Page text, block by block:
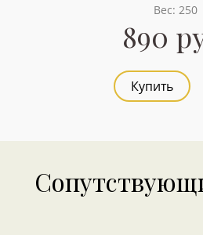
Вес: 250
890
Купить